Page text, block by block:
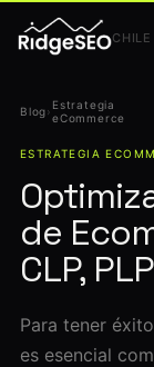
CHILE
Blog› Estrategia
eCommerce
ESTRATEGIA
de
CLP,
Para tener
es esencial